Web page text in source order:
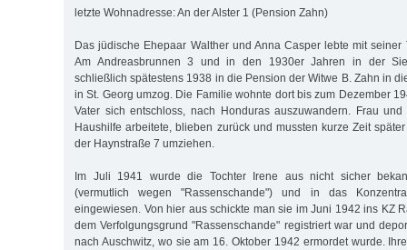
letzte Wohnadresse: An der Alster 1 (Pension Zahn)
Das jüdische Ehepaar Walther und Anna Casper lebte mit seiner
Am Andreasbrunnen 3 und in den 1930er Jahren in der
schließlich spätestens 1938 in die Pension der Witwe B. Zahn in
in St. Georg umzog. Die Familie wohnte dort bis zum Dezember
Vater sich entschloss, nach Honduras auszuwandern. Frau
Haushilfe arbeitete, blieben zurück und mussten kurze Zeit
der Haynstraße 7 umziehen.
Im Juli 1941 wurde die Tochter Irene aus nicht sicher
(vermutlich wegen "Rassenschande") und in das
eingewiesen. Von hier aus schickte man sie im Juni 1942 ins KZ
dem Verfolgungsgrund "Rassenschande" registriert war und
nach Auschwitz, wo sie am 16. Oktober 1942 ermordet wurde.